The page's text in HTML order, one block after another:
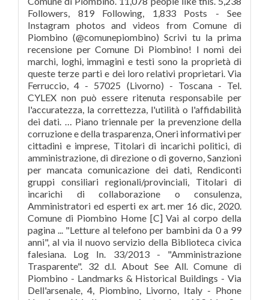
Followers, 819 Following, 1,833 Posts - See
Instagram photos and videos from Comune di
Piombino (@comunepiombino) Scrivi tu la prima
recensione per Comune Di Piombino! I nomi dei
marchi, loghi, immagini e testi sono la proprietà di
queste terze parti e dei loro relativi proprietari. Via
Ferruccio, 4 - 57025 (Livorno) - Toscana - Tel.
CYLEX non può essere ritenuta responsabile per
l'accuratezza, la correttezza, l'utilità o l'affidabilità
dei dati. … Piano triennale per la prevenzione della
corruzione e della trasparenza, Oneri informativi per
cittadini e imprese, Titolari di incarichi politici, di
amministrazione, di direzione o di governo, Sanzioni
per mancata comunicazione dei dati, Rendiconti
gruppi consiliari regionali/provinciali, Titolari di
incarichi di collaborazione o consulenza,
Amministratori ed esperti ex art. mer 16 dic, 2020.
Comune di Piombino Home [C] Vai al corpo della
pagina ... "Letture al telefono per bambini da 0 a 99
anni", al via il nuovo servizio della Biblioteca civica
falesiana. Log In. 33/2013 - "Amministrazione
Trasparente". 32 d.l. About See All. Comune di
Piombino - Landmarks & Historical Buildings - Via
Dell'arsenale, 4, Piombino, Livorno, Italy - Phone